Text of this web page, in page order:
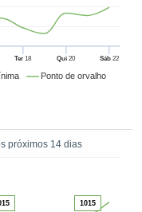
Ponto de orvalho
Ter 18 Qui 20 Sáb22
próximos 14 dias
1015